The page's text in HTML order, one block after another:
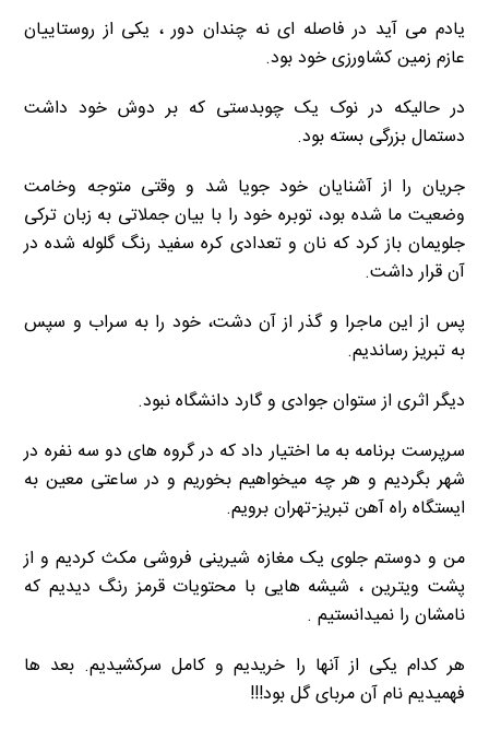
یادم می آید در فاصله ای نه چندان دور ، یکی از روستاییان
عازم زمین کشاورزی خود بود.
در حالیکه در نوک یک چوبدستی که بر دوش خود داشت
دستمال بزرگی بسته بود.
جریان را از آشنایان خود جویا شد و وقتی متوجه وخامت
وضعیت ما شده بود، توبره خود را با بیان جملاتی به زبان ترکی
جلویمان باز کرد که نان و تعدادی کره سفید رنگ گلوله شده در
آن قرار داشت.
پس از این ماجرا و گذر از آن دشت، خود را به سراب و سپس
به تبریز رساندیم.
دیگر اثری از ستوان جوادی و گارد دانشگاه نبود.
سرپرست برنامه به ما اختیار داد که در گروه های دو سه نفره در
شهر بگردیم و هر چه میخواهیم بخوریم و‌ در ساعتی معین به
ایستگاه راه آهن تبریز-تهران برویم.
من و دوستم جلوی یک مغازه شیرینی فروشی مکث کردیم و از
پشت ویترین ، شیشه هایی با محتویات قرمز رنگ دیدیم که
نامشان را نمیدانستیم .
هر کدام یکی از آنها را خریدیم و کامل سرکشیدیم. بعد ها
فهمیدیم نام‌ آن مربای گل بود!!!